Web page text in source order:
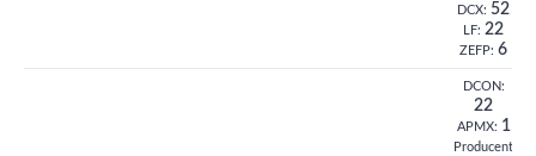
DCX: 52
LF: 22
ZEFP: 6
DCON:
22
APMX: 1
Producent